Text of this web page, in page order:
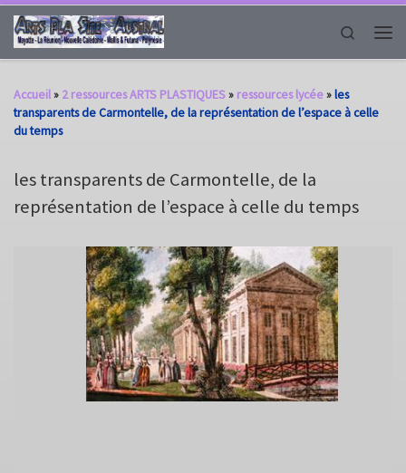
Passer au contenu
Search
Accueil» 2 ressources ARTS PLASTIQUES» ressources lycée»les
transparents de Carmontelle, de la représentation de l’espace à celle
du temps
les transparents de Carmontelle, de la
représentation de l’espace à celle du temps